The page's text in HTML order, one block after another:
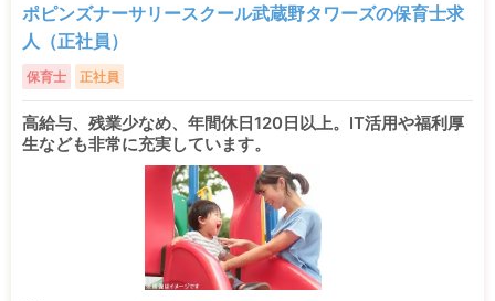
ポピンズナーサリースクール武蔵野タワーズの保育士求
人（正社員）
保育士 正社員
高給与、残業少なめ、年間休日120日以上。IT活用や福利厚
生なども非常に充実しています。